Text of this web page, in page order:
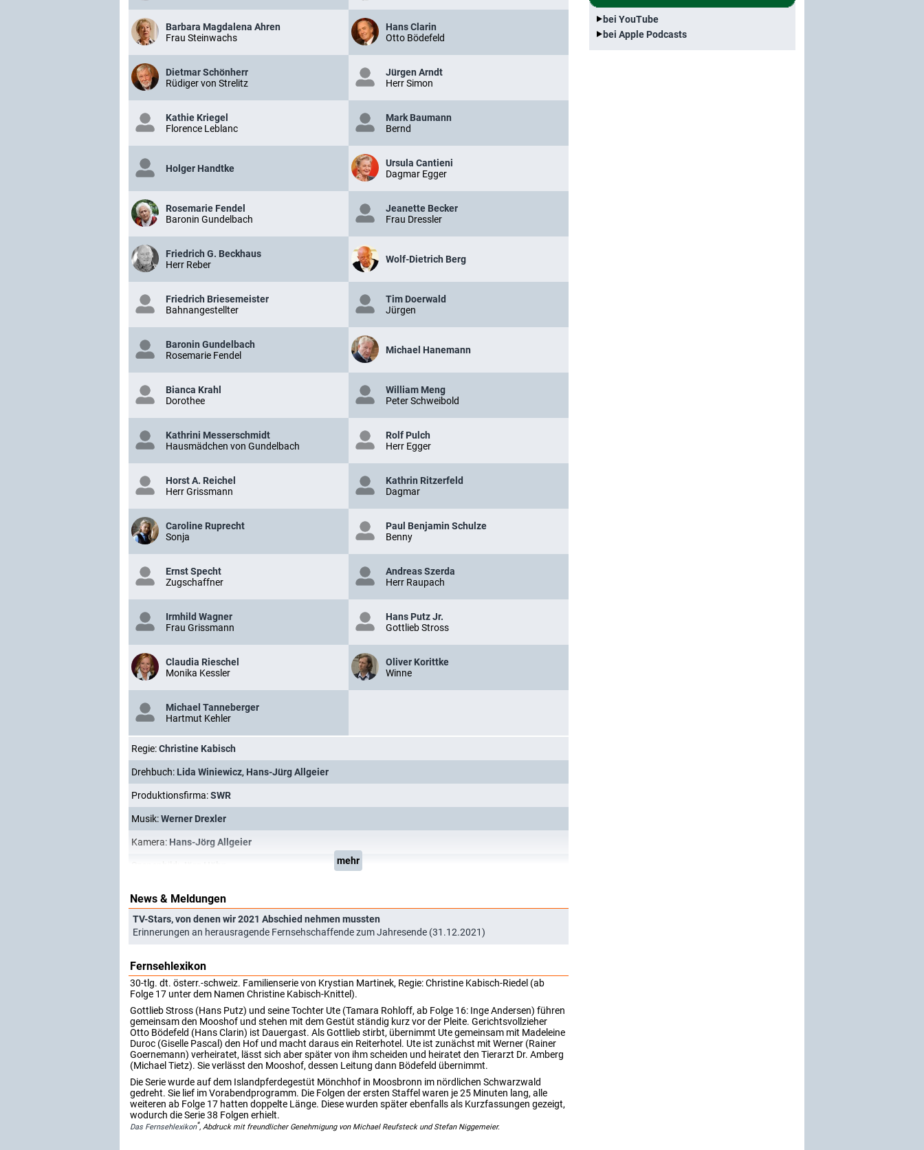
Barbara Magdalena Ahren
Frau Steinwachs
Hans Clarin
Otto Bödefeld
Dietmar Schönherr
Rüdiger von Strelitz
Jürgen Arndt
Herr Simon
Kathie Kriegel
Florence Leblanc
Mark Baumann
Bernd
Holger Handtke
Ursula Cantieni
Dagmar Egger
Rosemarie Fendel
Baronin Gundelbach
Jeanette Becker
Frau Dressler
Friedrich G. Beckhaus
Herr Reber
Wolf-Dietrich Berg
Friedrich Briesemeister
Bahnangestellter
Tim Doerwald
Jürgen
Baronin Gundelbach
Rosemarie Fendel
Michael Hanemann
Bianca Krahl
Dorothee
William Meng
Peter Schweibold
Kathrini Messerschmidt
Hausmädchen von Gundelbach
Rolf Pulch
Herr Egger
Horst A. Reichel
Herr Grissmann
Kathrin Ritzerfeld
Dagmar
Caroline Ruprecht
Sonja
Paul Benjamin Schulze
Benny
Ernst Specht
Zugschaffner
Andreas Szerda
Herr Raupach
Irmhild Wagner
Frau Grissmann
Hans Putz Jr.
Gottlieb Stross
Claudia Rieschel
Monika Kessler
Oliver Korittke
Winne
Michael Tanneberger
Hartmut Kehler
Regie:Christine Kabisch
Drehbuch: Lida Winiewicz, Hans-Jürg Allgeier
Produktionsfirma:SWR
Musik:Werner Drexler
Kamera: Hans-Jörg Allgeier
mehr
News & Meldungen
TV-Stars, von denen wir 2021 Abschied nehmen mussten
Erinnerungen an herausragende Fernsehschaffende zum Jahresende (31.12.2021)
Fernsehlexikon
30-tlg. dt. österr.-schweiz. Familienserie von Krystian Martinek, Regie: Christine Kabisch-Riedel (ab
Folge 17 unter dem Namen Christine Kabisch-Knittel).
Gottlieb Stross (Hans Putz) und seine Tochter Ute (Tamara Rohloff, ab Folge 16: Inge Andersen) führen
gemeinsam den Mooshof und stehen mit dem Gestüt ständig kurz vor der Pleite. Gerichtsvollzieher
Otto Bödefeld (Hans Clarin) ist Dauergast. Als Gottlieb stirbt, übernimmt Ute gemeinsam mit Madeleine
Duroc (Giselle Pascal) den Hof und macht daraus ein Reiterhotel. Ute ist zunächst mit Werner (Rainer
Goernemann) verheiratet, lässt sich aber später von ihm scheiden und heiratet den Tierarzt Dr. Amberg
(Michael Tietz). Sie verlässt den Mooshof, dessen Leitung dann Bödefeld übernimmt.
Die Serie wurde auf dem Islandpferdegestüt Mönchhof in Moosbronn im nördlichen Schwarzwald
gedreht. Sie lief im Vorabendprogramm. Die Folgen der ersten Staffel waren je 25 Minuten lang, alle
weiteren ab Folge 17 hatten doppelte Länge. Diese wurden später ebenfalls als Kurzfassungen gezeigt,
wodurch die Serie 38 Folgen erhielt.
Das Fernsehlexikon*, Abdruck mit freundlicher Genehmigung von Michael Reufsteck und Stefan Niggemeier.
bei YouTube
bei Apple Podcasts